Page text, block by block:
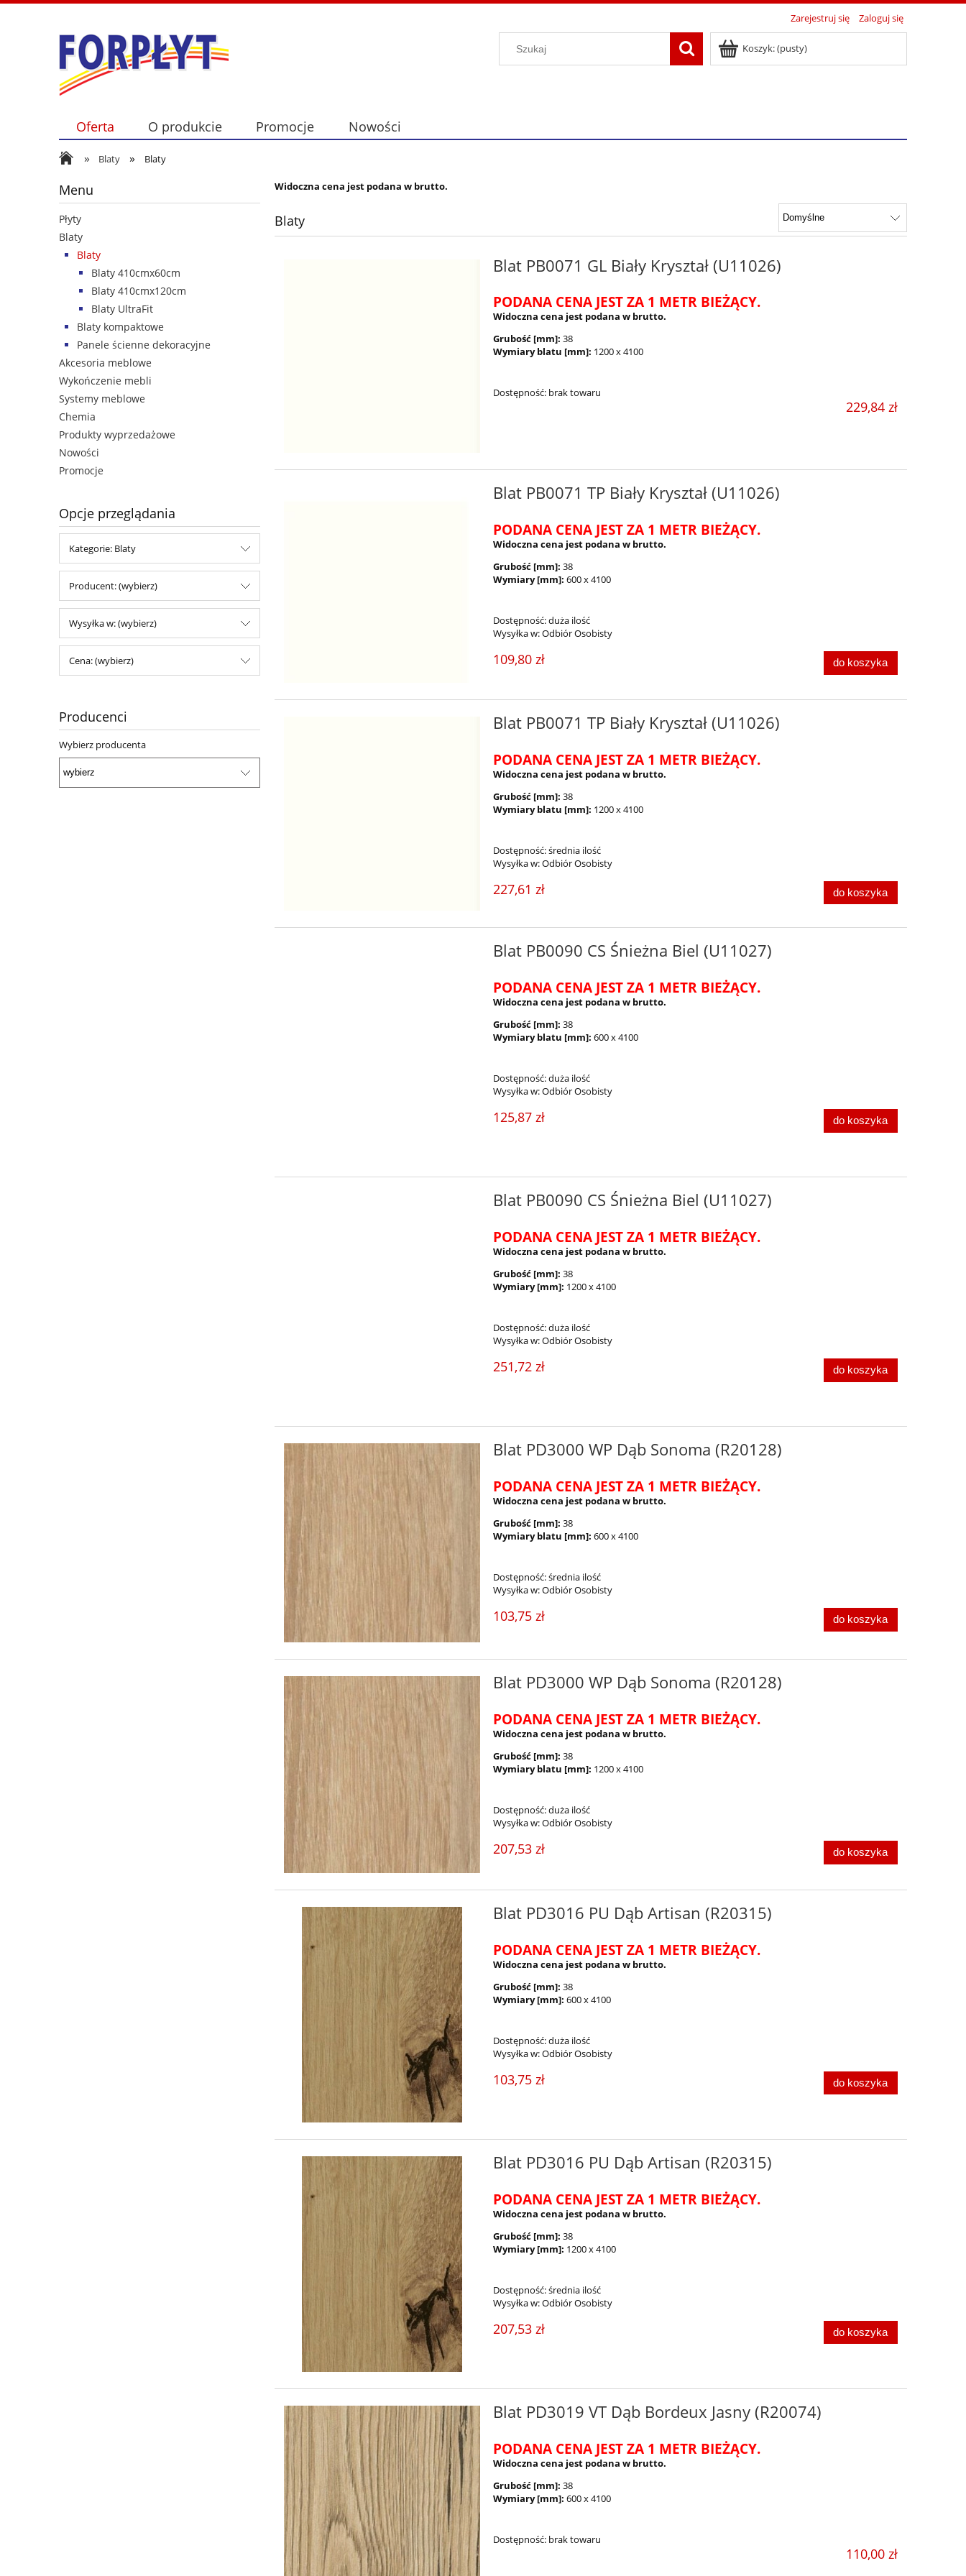
Zarejestruj się Zaloguj się
Koszyk:(pusty)
Oferta O produkcie Promocje Nowości
» Blaty » Blaty
Menu
Płyty
Blaty
Blaty
Blaty 410cmx60cm
Blaty 410cmx120cm
Blaty UltraFit
Blaty kompaktowe
Panele ścienne dekoracyjne
Akcesoria meblowe
Wykończenie mebli
Systemy meblowe
Chemia
Produkty wyprzedażowe
Nowości
Promocje
Opcje przeglądania
Kategorie: Blaty
Producent: (wybierz)
Wysyłka w: (wybierz)
Cena: (wybierz)
Producenci
Wybierz producenta
Widoczna cena jest podana w brutto.
Blaty
Blat PB0071 GL Biały Kryształ (U11026)
PODANA CENA JEST ZA 1 METR BIEŻĄCY.
Widoczna cena jest podana w brutto.
Grubość [mm]: 38
Wymiary blatu [mm]: 1200 x 4100
Dostępność: brak towaru
229,84 zł
Blat PB0071 TP Biały Kryształ (U11026)
PODANA CENA JEST ZA 1 METR BIEŻĄCY.
Widoczna cena jest podana w brutto.
Grubość [mm]: 38
Wymiary [mm]: 600 x 4100
Dostępność:duża ilość
Wysyłka w:Odbiór Osobisty
109,80 zł do koszyka
Blat PB0071 TP Biały Kryształ (U11026)
PODANA CENA JEST ZA 1 METR BIEŻĄCY.
Widoczna cena jest podana w brutto.
Grubość [mm]: 38
Wymiary blatu [mm]: 1200 x 4100
Dostępność:średnia ilość
Wysyłka w:Odbiór Osobisty
227,61 zł do koszyka
Blat PB0090 CS Śnieżna Biel (U11027)
PODANA CENA JEST ZA 1 METR BIEŻĄCY.
Widoczna cena jest podana w brutto.
Grubość [mm]: 38
Wymiary blatu [mm]: 600 x 4100
Dostępność:duża ilość
Wysyłka w:Odbiór Osobisty
125,87 zł do koszyka
Blat PB0090 CS Śnieżna Biel (U11027)
PODANA CENA JEST ZA 1 METR BIEŻĄCY.
Widoczna cena jest podana w brutto.
Grubość [mm]: 38
Wymiary [mm]: 1200 x 4100
Dostępność:duża ilość
Wysyłka w:Odbiór Osobisty
251,72 zł do koszyka
Blat PD3000 WP Dąb Sonoma (R20128)
PODANA CENA JEST ZA 1 METR BIEŻĄCY.
Widoczna cena jest podana w brutto.
Grubość [mm]: 38
Wymiary blatu [mm]: 600 x 4100
Dostępność:średnia ilość
Wysyłka w:Odbiór Osobisty
103,75 zł do koszyka
Blat PD3000 WP Dąb Sonoma (R20128)
PODANA CENA JEST ZA 1 METR BIEŻĄCY.
Widoczna cena jest podana w brutto.
Grubość [mm]: 38
Wymiary blatu [mm]: 1200 x 4100
Dostępność:duża ilość
Wysyłka w:Odbiór Osobisty
207,53 zł do koszyka
Blat PD3016 PU Dąb Artisan (R20315)
PODANA CENA JEST ZA 1 METR BIEŻĄCY.
Widoczna cena jest podana w brutto.
Grubość [mm]: 38
Wymiary [mm]: 600 x 4100
Dostępność:duża ilość
Wysyłka w:Odbiór Osobisty
103,75 zł do koszyka
Blat PD3016 PU Dąb Artisan (R20315)
PODANA CENA JEST ZA 1 METR BIEŻĄCY.
Widoczna cena jest podana w brutto.
Grubość [mm]: 38
Wymiary [mm]: 1200 x 4100
Dostępność:średnia ilość
Wysyłka w:Odbiór Osobisty
207,53 zł do koszyka
Blat PD3019 VT Dąb Bordeux Jasny (R20074)
PODANA CENA JEST ZA 1 METR BIEŻĄCY.
Widoczna cena jest podana w brutto.
Grubość [mm]: 38
Wymiary [mm]: 600 x 4100
Dostępność: brak towaru
110,00 zł